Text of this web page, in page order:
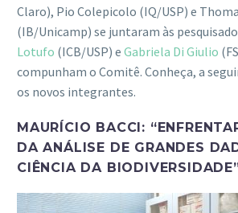
Claro), Pio Colepicolo (IQ/USP) e
(IB/Unicamp) se juntaram às
Lotufo (ICB/USP) e Gabriela Di Giulio
compunham o Comitê. Conheça, a
os novos integrantes.
MAURÍCIO BACCI:
DA ANÁLISE DE GRANDES
CIÊNCIA DA